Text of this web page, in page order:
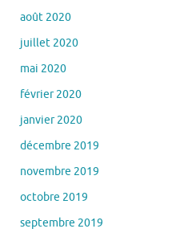
août 2020
juillet 2020
mai 2020
février 2020
janvier 2020
décembre 2019
novembre 2019
octobre 2019
septembre 2019